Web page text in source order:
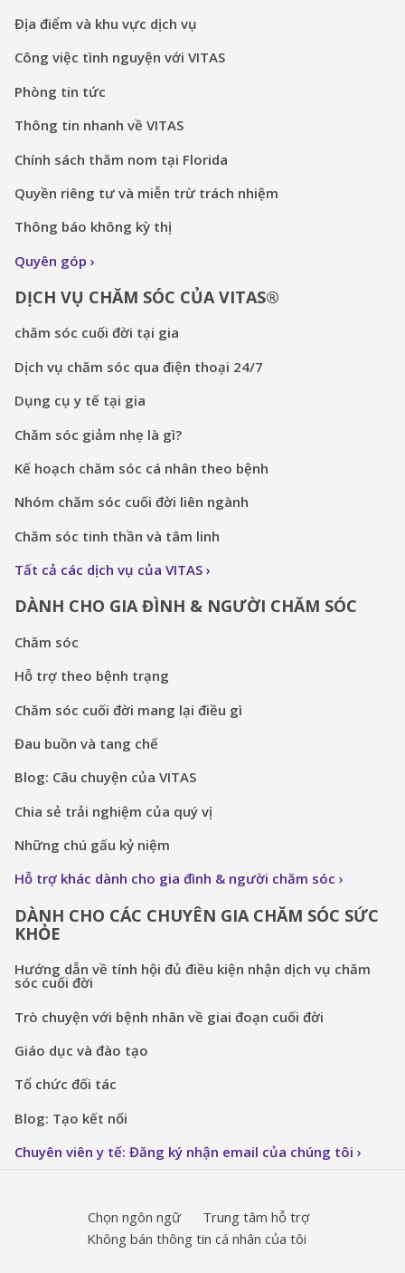
Địa điểm và khu vực dịch vụ
Công việc tình nguyện với VITAS
Phòng tin tức
Thông tin nhanh về VITAS
Chính sách thăm nom tại Florida
Quyền riêng tư và miễn trừ trách nhiệm
Thông báo không kỳ thị
Quyên góp
DỊCH VỤ CHĂM SÓC CỦA VITAS®
chăm sóc cuối đời tại gia
Dịch vụ chăm sóc qua điện thoại 24/7
Dụng cụ y tế tại gia
Chăm sóc giảm nhẹ là gì?
Kế hoạch chăm sóc cá nhân theo bệnh
Nhóm chăm sóc cuối đời liên ngành
Chăm sóc tinh thần và tâm linh
Tất cả các dịch vụ của VITAS
DÀNH CHO GIA ĐÌNH & NGƯỜI CHĂM SÓC
Chăm sóc
Hỗ trợ theo bệnh trạng
Chăm sóc cuối đời mang lại điều gì
Đau buồn và tang chế
Blog: Câu chuyện của VITAS
Chia sẻ trải nghiệm của quý vị
Những chú gấu kỷ niệm
Hỗ trợ khác dành cho gia đình & người chăm sóc
DÀNH CHO CÁC CHUYÊN GIA CHĂM SÓC SỨC
KHỎE
Hướng dẫn về tính hội đủ điều kiện nhận dịch vụ chăm
sóc cuối đời
Trò chuyện với bệnh nhân về giai đoạn cuối đời
Giáo dục và đào tạo
Tổ chức đối tác
Blog: Tạo kết nối
Chuyên viên y tế: Đăng ký nhận email của chúng tôi
Chọn ngôn ngữ
Trung tâm hỗ trợ
Không bán thông tin cá nhân của tôi